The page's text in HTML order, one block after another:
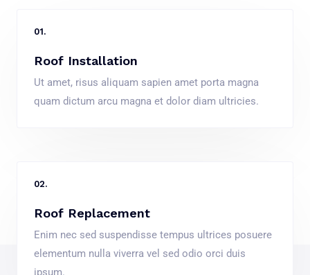
01.
Roof Installation
Ut amet, risus aliquam sapien amet porta magna
quam dictum arcu magna et dolor diam ultricies.
02.
Roof Replacement
Enim nec sed suspendisse tempus ultrices posuere
elementum nulla viverra vel sed odio orci duis
ipsum.